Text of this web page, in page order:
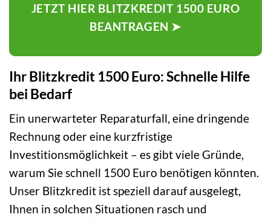
JETZT HIER BLITZKREDIT 1500 EURO
BEANTRAGEN ➤
Ihr Blitzkredit 1500 Euro: Schnelle Hilfe
bei Bedarf
Ein unerwarteter Reparaturfall, eine dringende
Rechnung oder eine kurzfristige
Investitionsmöglichkeit – es gibt viele Gründe,
warum Sie schnell 1500 Euro benötigen könnten.
Unser Blitzkredit ist speziell darauf ausgelegt,
Ihnen in solchen Situationen rasch und